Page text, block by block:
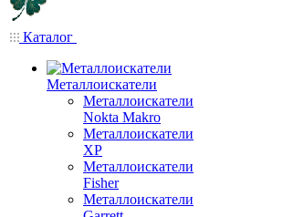
Каталог
Металлоискатели
Металлоискатели
Nokta Makro
Металлоискатели
XP
Металлоискатели
Fisher
Металлоискатели